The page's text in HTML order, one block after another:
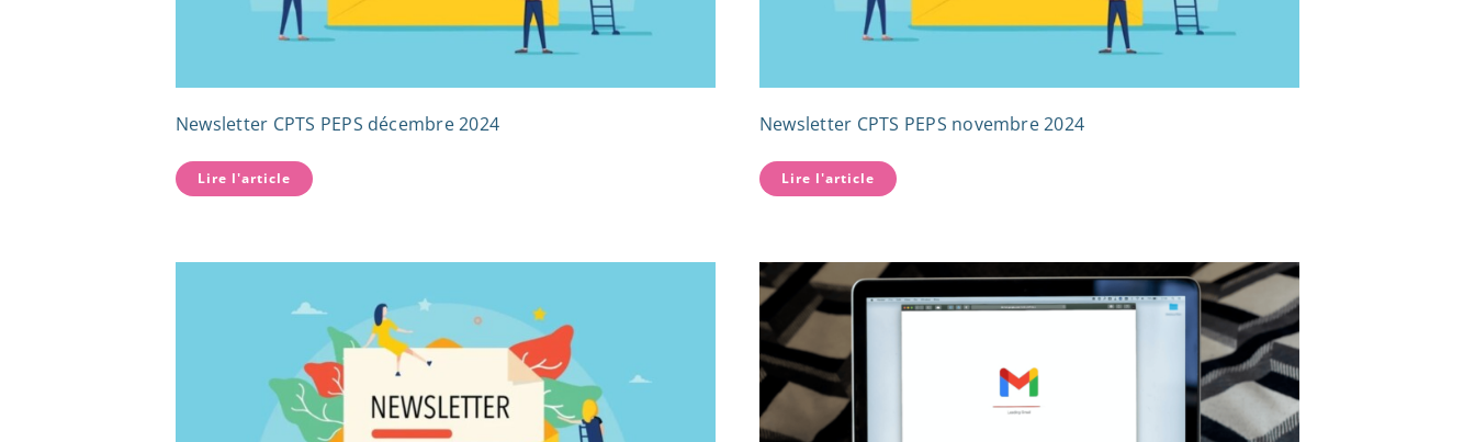
Newsletter CPTS PEPS décembre 2024
Lire l'article
Newsletter CPTS PEPS novembre 2024
Lire l'article